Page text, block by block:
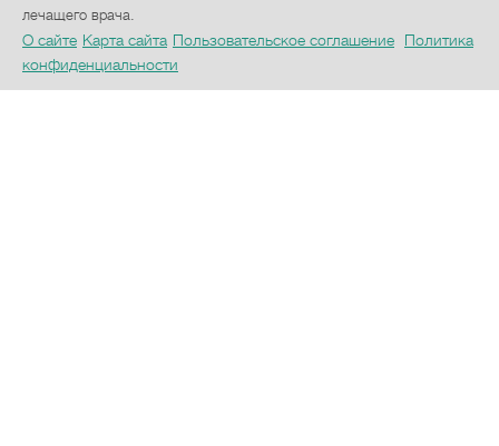
лечащего врача.
О сайте Карта сайта Пользовательское соглашение
Политика
конфиденциальности